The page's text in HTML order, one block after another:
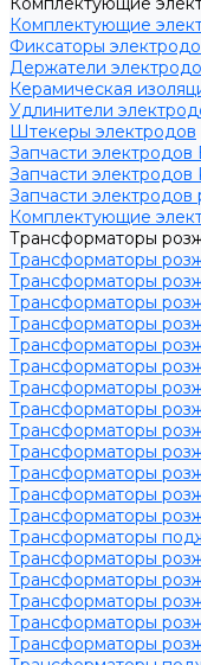
Комплектующие
Фиксаторы
Держатели
Керамическая
Удлинители
Штекеры электродов
Запчасти электродов
Запчасти
Запчасти
Комплектующие
Трансформаторы
Трансформаторы
Трансформаторы
Трансформаторы
Трансформаторы
Трансформаторы
Трансформаторы
Трансформаторы
Трансформаторы
Трансформаторы
Трансформаторы
Трансформаторы
Трансформаторы
Трансформаторы
Трансформаторы
Трансформаторы
Трансформаторы
Трансформаторы
Трансформаторы
Трансформаторы